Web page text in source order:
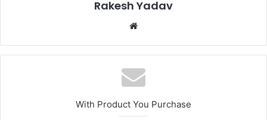
Rakesh Yadav
b
s
i
e
With Product You Purchase